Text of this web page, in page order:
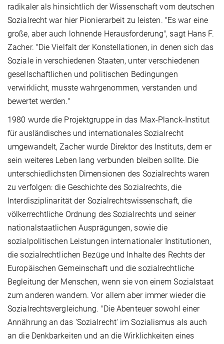
radikaler als hinsichtlich der Wissenschaft vom deutschen
Sozialrecht war hier Pionierarbeit zu leisten. "Es war eine
große, aber auch lohnende Herausforderung", sagt Hans F.
Zacher. "Die Vielfalt der Konstellationen, in denen sich das
Soziale in verschiedenen Staaten, unter verschiedenen
gesellschaftlichen und politischen Bedingungen
verwirklicht, musste wahrgenommen, verstanden und
bewertet werden."
1980 wurde die Projektgruppe in das Max-Planck-Institut
für ausländisches und internationales Sozialrecht
umgewandelt, Zacher wurde Direktor des Instituts, dem er
sein weiteres Leben lang verbunden bleiben sollte. Die
unterschiedlichsten Dimensionen des Sozialrechts waren
zu verfolgen: die Geschichte des Sozialrechts, die
Interdisziplinarität der Sozialrechtswissenschaft, die
völkerrechtliche Ordnung des Sozialrechts und seiner
nationalstaatlichen Ausprägungen, sowie die
sozialpolitischen Leistungen internationaler Institutionen,
die sozialrechtlichen Bezüge und Inhalte des Rechts der
Europäischen Gemeinschaft und die sozialrechtliche
Begleitung der Menschen, wenn sie von einem Sozialstaat
zum anderen wandern. Vor allem aber immer wieder die
Sozialrechtsvergleichung. "Die Abenteuer sowohl einer
Annährung an das 'Sozialrecht' im Sozialismus als auch
an die Denkbarkeiten und an die Wirklichkeiten eines